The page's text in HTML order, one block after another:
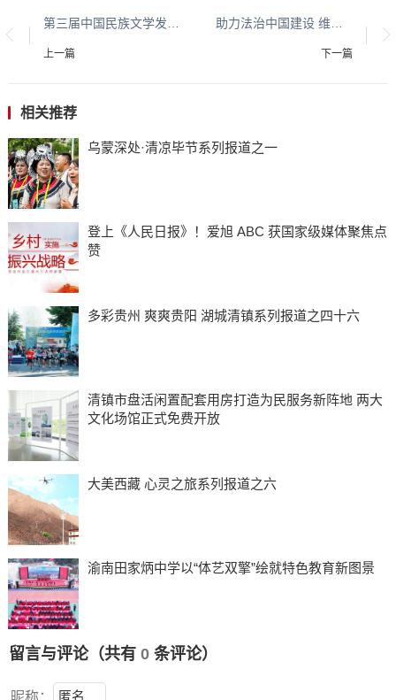
上一篇
助力法治中国建设 维护企业合法权益 ——中国民协法律工作委员会第三次会议胜利召开
下一篇
相关推荐
乌蒙深处·清凉毕节系列报道之一
登上《人民日报》！爱旭 ABC 获国家级媒体聚焦点
赞
多彩贵州 爽爽贵阳 湖城清镇系列报道之四十六
清镇市盘活闲置配套用房打造为民服务新阵地 两大
文化场馆正式免费开放
大美西藏 心灵之旅系列报道之六
渝南田家炳中学以“体艺双擎”绘就特色教育新图景
留言与评论（共有 0条评论）
昵称：